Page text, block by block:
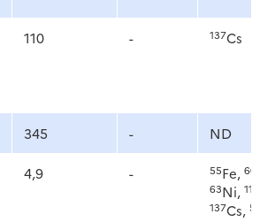
110 - 137Cs
345 - ND
4,9 - 55Fe, 60
63Ni,
137Cs,